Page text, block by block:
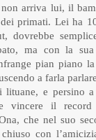
arriva lui, il
primati. Lei ha
dovrebbe
ma con la
pian piano
a farla
lituane, e persino
vincere il record
che nel suo
con